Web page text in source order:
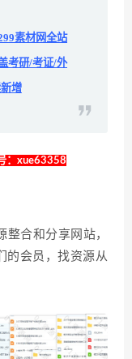
素材网全站
考研/考证/外
增
：xue63358
整合和分享网站，
的会员，找资源从